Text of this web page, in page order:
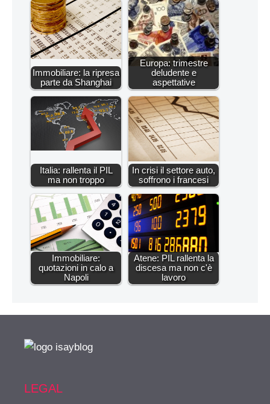
Immobiliare: la ripresa
parte da Shanghai
Europa: trimestre
deludente e
aspettative
Italia: rallenta il PIL
ma non troppo
In crisi il settore auto,
soffrono i francesi
Immobiliare:
quotazioni in calo a
Napoli
Atene: PIL rallenta la
discesa ma non c'è
lavoro
LEGAL